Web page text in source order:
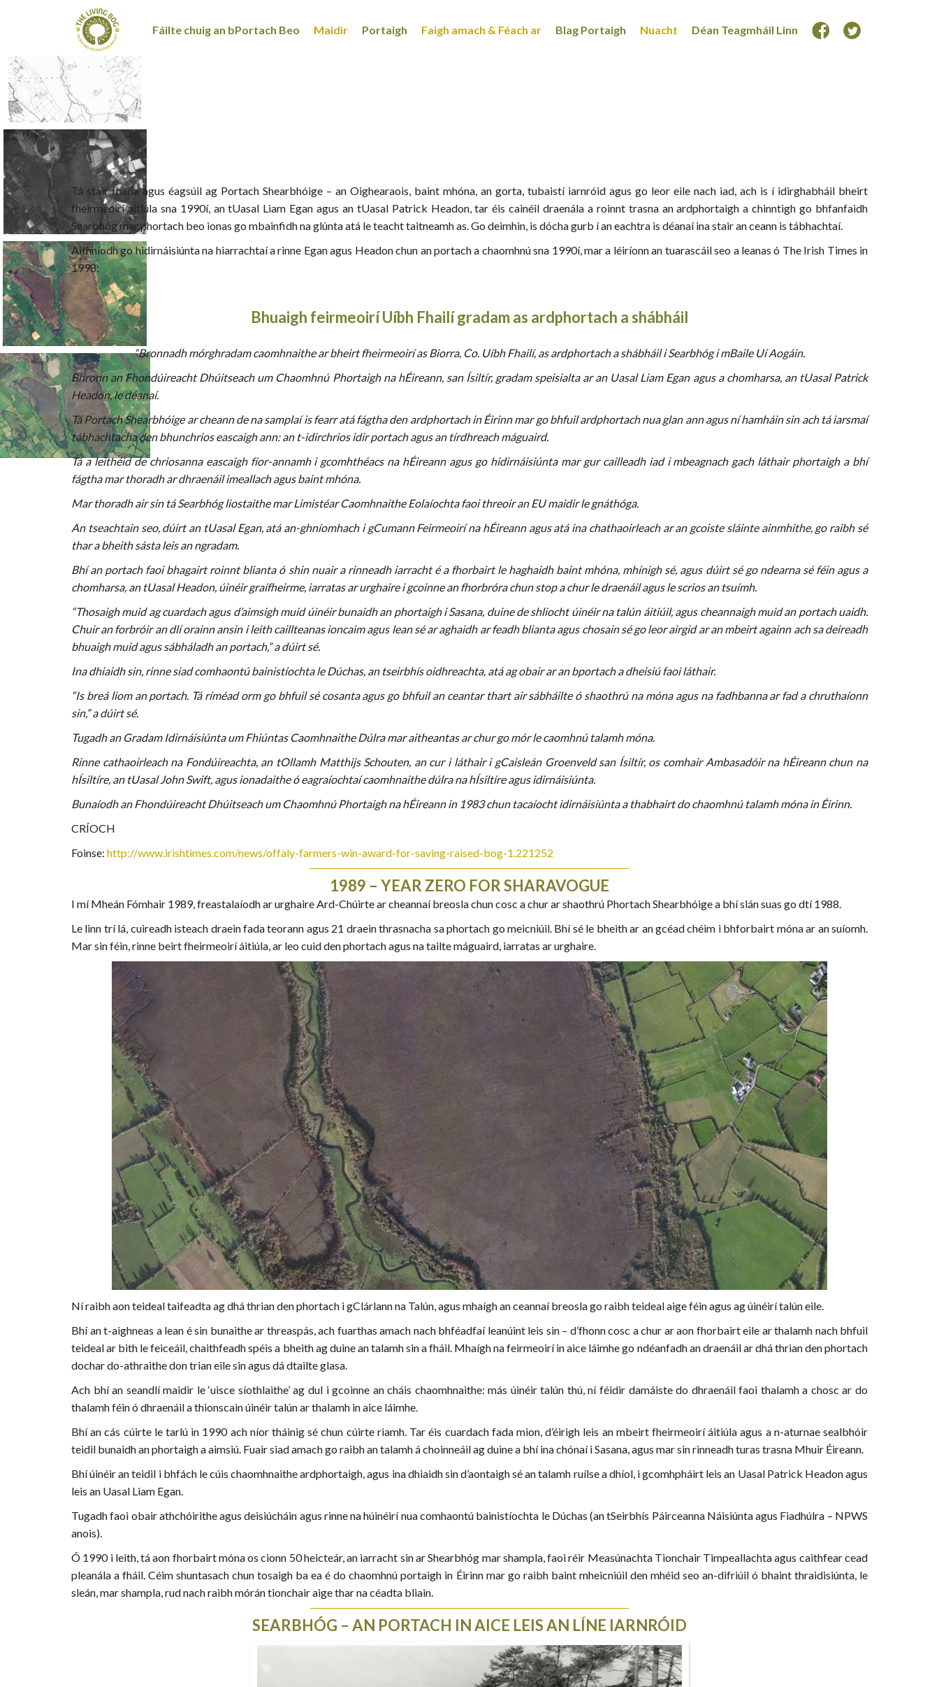
Fáilte chuig an bPortach Beo Maidir Portaigh Faigh amach & Féach ar Blag Portaigh Nuacht Déan Teagmháil Linn
Tá stair fhada agus éagsúil ag Portach Shearbhóige – an Oighearaois, baint mhóna, an gorta, tubaistí iarnróid agus go leor eile nach iad, ach is í idirghabháil bheirt
fheirmeoirí áitiúla sna 1990í, an tUasal Liam Egan agus an tUasal Patrick Headon, tar éis cainéil draenála a roinnt trasna an ardphortaigh a chinntigh go bhfanfaidh
Searbhóg mar phortach beo ionas go mbainfidh na glúnta atá le teacht taitneamh as. Go deimhin, is dócha gurb í an eachtra is déanaí ina stair an ceann is tábhachtaí.
Aithníodh go hidirnáisiúnta na hiarrachtaí a rinne Egan agus Headon chun an portach a chaomhnú sna 1990í, mar a léiríonn an tuarascáil seo a leanas ó The Irish Times in
1998:
Bhuaigh feirmeoiríUíbh Fhailígradam as ardphortach a shábháil
“Bronnadh mórghradam caomhnaithe ar bheirt fheirmeoirí as Biorra, Co. Uíbh Fhailí, as ardphortach a shábháil i Searbhóg i mBaile Uí Aogáin.
Bhronn an Fhondúireacht Dhúitseach um Chaomhnú Phortaigh na hÉireann, san Ísiltír, gradam speisialta ar an Uasal Liam Egan agus a chomharsa, an tUasal Patrick
Headon, le déanaí.
Tá Portach Shearbhóige ar cheann de na samplaí is fearr atá fágtha den ardphortach in Éirinn mar go bhfuil ardphortach nua glan ann agus ní hamháin sin ach tá iarsmaí
tábhachtacha den bhunchrios eascaigh ann: an t-idirchrios idir portach agus an tírdhreach máguaird.
Tá a leithéid de chriosanna eascaigh fíor-annamh i gcomhthéacs na hÉireann agus go hidirnáisiúnta mar gur cailleadh iad i mbeagnach gach láthair phortaigh a bhí
fágtha mar thoradh ar dhraenáil imeallach agus baint mhóna.
Mar thoradh air sin tá Searbhóg liostaithe mar Limistéar Caomhnaithe Eolaíochta faoi threoir an EU maidir le gnáthóga.
An tseachtain seo, dúirt an tUasal Egan, atá an-ghníomhach i gCumann Feirmeoirí na hÉireann agus atá ina chathaoirleach ar an gcoiste sláinte ainmhithe, go raibh sé
thar a bheith sásta leis an ngradam.
Bhí an portach faoi bhagairt roinnt blianta ó shin nuair a rinneadh iarracht é a fhorbairt le haghaidh baint mhóna, mhínigh sé, agus dúirt sé go ndearna sé féin agus a
chomharsa, an tUasal Headon, úinéir graífheirme, iarratas ar urghaire i gcoinne an fhorbróra chun stop a chur le draenáil agus le scrios an tsuímh.
“Thosaigh muid ag cuardach agus d’aimsigh muid úinéir bunaidh an phortaigh i Sasana, duine de shliocht úinéir na talún áitiúil, agus cheannaigh muid an portach uaidh.
Chuir an forbróir an dlí orainn ansin i leith caillteanas ioncaim agus lean sé ar aghaidh ar feadh blianta agus chosain sé go leor airgid ar an mbeirt againn ach sa deireadh
bhuaigh muid agus sábháladh an portach,” a dúirt sé.
Ina dhiaidh sin, rinne siad comhaontú bainistíochta le Dúchas, an tseirbhís oidhreachta, atá ag obair ar an bportach a dheisiú faoi láthair.
“Is breá liom an portach. Tá ríméad orm go bhfuil sé cosanta agus go bhfuil an ceantar thart air sábháilte ó shaothrú na móna agus na fadhbanna ar fad a chruthaíonn
sin,” a dúirt sé.
Tugadh an Gradam Idirnáisiúnta um Fhiúntas Caomhnaithe Dúlra mar aitheantas ar chur go mór le caomhnú talamh móna.
Rinne cathaoirleach na Fondúireachta, an tOllamh Matthijs Schouten, an cur i láthair i gCaisleán Groenveld san Ísiltír, os comhair Ambasadóir na hÉireann chun na
hÍsiltíre, an tUasal John Swift, agus ionadaithe ó eagraíochtaí caomhnaithe dúlra na hÍsiltíre agus idirnáisiúnta.
Bunaíodh an Fhondúireacht Dhúitseach um Chaomhnú Phortaigh na hÉireann in 1983 chun tacaíocht idirnáisiúnta a thabhairt do chaomhnú talamh móna in Éirinn.
CRÍOCH
Foinse: http://www.irishtimes.com/news/offaly-farmers-win-award-for-saving-raised-bog-1.221252
1989 – YEAR ZERO FOR SHARAVOGUE
I mí Mheán Fómhair 1989, freastalaíodh ar urghaire Ard-Chúirte ar cheannaí breosla chun cosc a chur ar shaothrú Phortach Shearbhóige a bhí slán suas go dtí 1988.
Le linn trí lá, cuireadh isteach draein fada teorann agus 21 draein thrasnacha sa phortach go meicniúil. Bhí sé le bheith ar an gcéad chéim i bhforbairt móna ar an suíomh.
Mar sin féin, rinne beirt fheirmeoirí áitiúla, ar leo cuid den phortach agus na tailte máguaird, iarratas ar urghaire.
Ní raibh aon teideal taifeadta ag dhá thrian den phortach i gClárlann na Talún, agus mhaígh an ceannaí breosla go raibh teideal aige féin agus ag úinéirí talún eile.
Bhí an t-aighneas a lean é sin bunaithe ar threaspás, ach fuarthas amach nach bhféadfaí leanúint leis sin – d’fhonn cosc a chur ar aon fhorbairt eile ar thalamh nach bhfuil
teideal ar bith le feiceáil, chaithfeadh spéis a bheith ag duine an talamh sin a fháil. Mhaígh na feirmeoirí in aice láimhe go ndéanfadh an draenáil ar dhá thrian den phortach
dochar do-athraithe don trian eile sin agus dá dtailte glasa.
Ach bhí an seandlí maidir le ‘uisce síothlaithe’ ag dul i gcoinne an cháis chaomhnaithe: más úinéir talún thú, ní féidir damáiste do dhraenáil faoi thalamh a chosc ar do
thalamh féin ó dhraenáil a thionscain úinéir talún ar thalamh in aice láimhe.
Bhí an cás cúirte le tarlú in 1990 ach níor tháinig sé chun cúirte riamh. Tar éis cuardach fada mion, d’éirigh leis an mbeirt fheirmeoirí áitiúla agus a n-aturnae sealbhóir
teidil bunaidh an phortaigh a aimsiú. Fuair siad amach go raibh an talamh á choinneáil ag duine a bhí ina chónaí i Sasana, agus mar sin rinneadh turas trasna Mhuir Éireann.
Bhí úinéir an teidil i bhfách le cúis chaomhnaithe ardphortaigh, agus ina dhiaidh sin d’aontaigh sé an talamh ruílse a dhíol, i gcomhpháirt leis an Uasal Patrick Headon agus
leis an Uasal Liam Egan.
Tugadh faoi obair athchóirithe agus deisiúcháin agus rinne na húinéirí nua comhaontú bainistíochta le Dúchas (an tSeirbhís Páirceanna Náisiúnta agus Fiadhúlra – NPWS
anois).
Ó 1990 i leith, tá aon fhorbairt móna os cionn 50 heicteár, an iarracht sin ar Shearbhóg mar shampla, faoi réir Measúnachta Tionchair Timpeallachta agus caithfear cead
pleanála a fháil. Céim shuntasach chun tosaigh ba ea é do chaomhnú portaigh in Éirinn mar go raibh baint mheicniúil den mhéid seo an-difriúil ó bhaint thraidisiúnta, le
sleán, mar shampla, rud nach raibh mórán tionchair aige thar na céadta bliain.
SEARBHÓG – AN PORTACH IN AICE LEIS AN LÍNE IARNRÓID